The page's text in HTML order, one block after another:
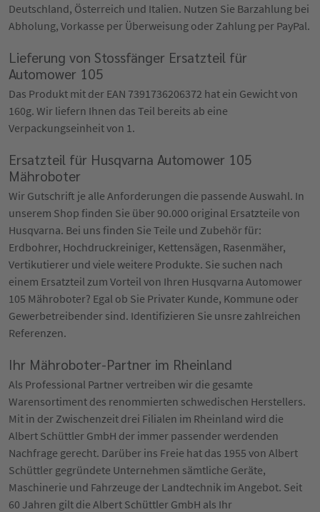
Deutschland, Österreich und Italien. Nutzen Sie Barzahlung bei
Abholung, Vorkasse per Überweisung oder Zahlung per PayPal.
Lieferung von Stossfänger Ersatzteil für
Automower 105
Das Produkt mit der EAN 7391736206372 hat ein Gewicht von
160g. Wir liefern Ihnen das Teil bereits ab eine
Verpackungseinheit von 1.
Ersatzteil für Husqvarna Automower 105
Mähroboter
Wir Gutschrift je alle Anforderungen die passende Auswahl. In
unserem Shop finden Sie über 90.000 original Ersatzteile von
Husqvarna. Bei uns finden Sie Teile und Zubehör für:
Erdbohrer, Hochdruckreiniger, Kettensägen, Rasenmäher,
Vertikutierer und viele weitere Produkte. Sie suchen nach
einem Ersatzteil zum Vorteil von Ihren Husqvarna Automower
105 Mähroboter? Egal ob Sie Privater Kunde, Kommune oder
Gewerbetreibender sind. Identifizieren Sie unsre zahlreichen
Referenzen.
Ihr Mähroboter-Partner im Rheinland
Als Professional Partner vertreiben wir die gesamte
Warensortiment des renommierten schwedischen Herstellers.
Mit in der Zwischenzeit drei Filialen im Rheinland wird die
Albert Schüttler GmbH der immer passender werdenden
Nachfrage gerecht. Darüber ins Freie hat das 1955 von Albert
Schüttler gegründete Unternehmen sämtliche Geräte,
Maschinerie und Fahrzeuge der Landtechnik im Angebot. Seit
60 Jahren gilt die Albert Schüttler GmbH als Ihr